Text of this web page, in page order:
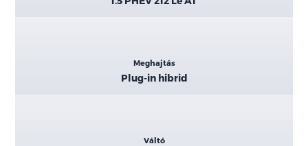
Meghajtás
Plug-in hibrid
Váltó